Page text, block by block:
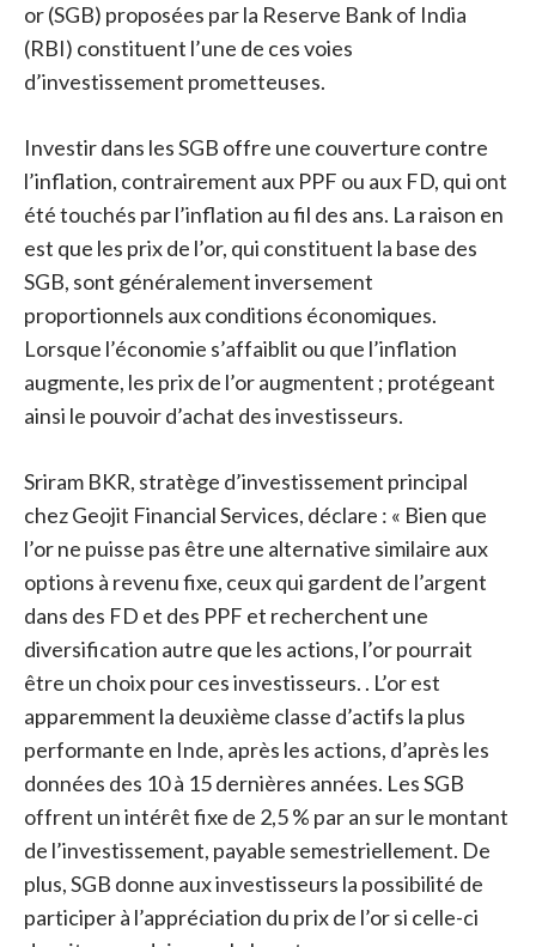
or (SGB) proposées par la Reserve Bank of India
(RBI) constituent l’une de ces voies
d’investissement prometteuses.
Investir dans les SGB offre une couverture contre
l’inflation, contrairement aux PPF ou aux FD, qui ont
été touchés par l’inflation au fil des ans. La raison en
est que les prix de l’or, qui constituent la base des
SGB, sont généralement inversement
proportionnels aux conditions économiques.
Lorsque l’économie s’affaiblit ou que l’inflation
augmente, les prix de l’or augmentent ; protégeant
ainsi le pouvoir d’achat des investisseurs.
Sriram BKR, stratège d’investissement principal
chez Geojit Financial Services, déclare : « Bien que
l’or ne puisse pas être une alternative similaire aux
options à revenu fixe, ceux qui gardent de l’argent
dans des FD et des PPF et recherchent une
diversification autre que les actions, l’or pourrait
être un choix pour ces investisseurs. . L’or est
apparemment la deuxième classe d’actifs la plus
performante en Inde, après les actions, d’après les
données des 10 à 15 dernières années. Les SGB
offrent un intérêt fixe de 2,5 % par an sur le montant
de l’investissement, payable semestriellement. De
plus, SGB donne aux investisseurs la possibilité de
participer à l’appréciation du prix de l’or si celle-ci